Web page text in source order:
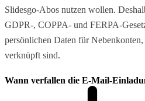
Slidesgo-Abos nutzen wollen.
GDPR-, COPPA- und FERPA-
persönlichen Daten für
verknüpft sind.
Wann verfallen die E-Mail-